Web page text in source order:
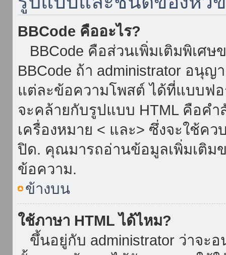
BBCode คืออะไร?
BBCode คือส่วนเพิ่มเติมพิเศ
BBCode ถ้า administrator อนุ
แต่ละข้อความโพสต์ ได้ที่แบบฟ
จะคล้ายกับรูปแบบ HTML คือคำ
เครื่องหมาย < และ> ซึ่งจะใช้ค
ปิด. คุณมารถอ่านข้อมูลเพิ่มเติม
ข้อความ.
ข้างบน
ใช้ภาษา HTML ได้ไหม?
ขึ้นอยู่กับ administrator ว่าจะ